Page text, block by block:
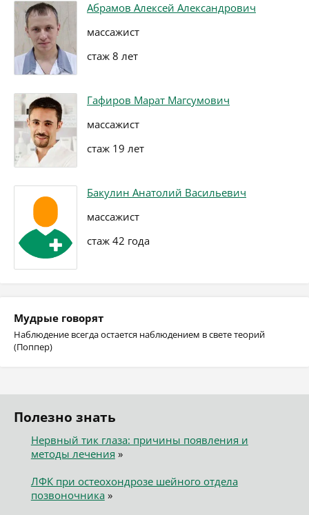
Абрамов Алексей Александрович
массажист
стаж 8 лет
Гафиров Марат Магсумович
массажист
стаж 19 лет
Бакулин Анатолий Васильевич
массажист
стаж 42 года
Мудрые говорят
Наблюдение всегда остается наблюдением в свете теорий
(Поппер)
Полезно знать
Нервный тик глаза: причины появления и
методы лечения »
ЛФК при остеохондрозе шейного отдела
позвоночника»